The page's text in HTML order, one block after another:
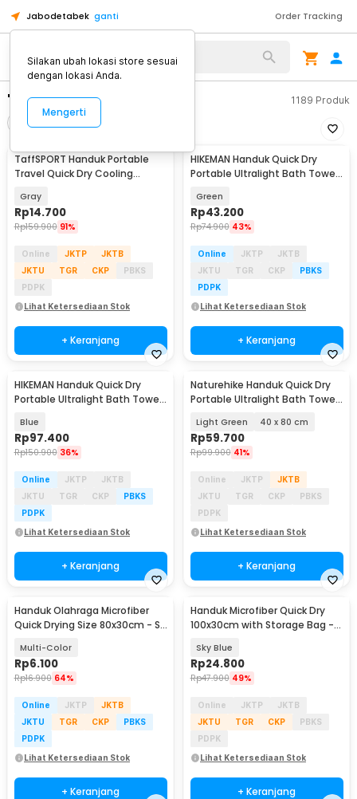
Jabodetabek ganti Order Tracking
"handuk portable" 1189 Produk
Urutkan
TaffSPORT Handuk Portable
Travel Quick Dry Cooling
Gray
Rp14.700
Rp159.900 91%
Online JKTP
JKTB
JKTU
TGR CKP
PBKS
PDPK
Lihat Ketersediaan Stok
+ Keranjang
HIKEMAN Handuk Quick Dry
Portable Ultralight Bath Towel
Green
Rp43.200
Rp74.900 43%
Online JKTP
JKTB
JKTU
TGR CKP
PBKS
PDPK
Lihat Ketersediaan Stok
+ Keranjang
HIKEMAN Handuk Quick Dry
Portable Ultralight Bath Towel
Blue
Rp97.400
Rp150.900 36%
Online JKTP
JKTB
JKTU
TGR CKP
PBKS
PDPK
Lihat Ketersediaan Stok
+ Keranjang
Naturehike Handuk Quick Dry
Portable Ultralight Bath Towel
Light Green 40 x 80 cm
Rp59.700
Rp99.900 41%
Online JKTP
JKTB
JKTU
TGR CKP
PBKS
PDPK
Lihat Ketersediaan Stok
+ Keranjang
Handuk Olahraga Microfiber
Quick Drying Size 80x30cm - S-
Multi-Color
Rp6.100
Rp16.900 64%
Online JKTP
JKTB
JKTU
TGR CKP
PBKS
PDPK
Lihat Ketersediaan Stok
+ Keranjang
Handuk Microfiber Quick Dry
100x30cm with Storage Bag -
Sky Blue
Rp24.800
Rp47.900 49%
Online JKTP
JKTB
JKTU
TGR CKP
PBKS
PDPK
Lihat Ketersediaan Stok
+ Keranjang
Silakan ubah lokasi store sesuai
dengan lokasi Anda.
Mengerti